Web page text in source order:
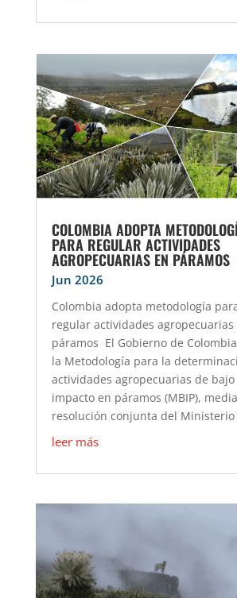
COLOMBIA ADOPTA
PARA REGULAR ACTIVIDADES
AGROPECUARIAS EN PÁRAMOS
Jun 2026
Colombia adopta metodología
regular actividades agropecuarias
páramos El Gobierno de
la Metodología para la
actividades agropecuarias de bajo
impacto en páramos (MBIP),
resolución conjunta del Ministerio
leer más